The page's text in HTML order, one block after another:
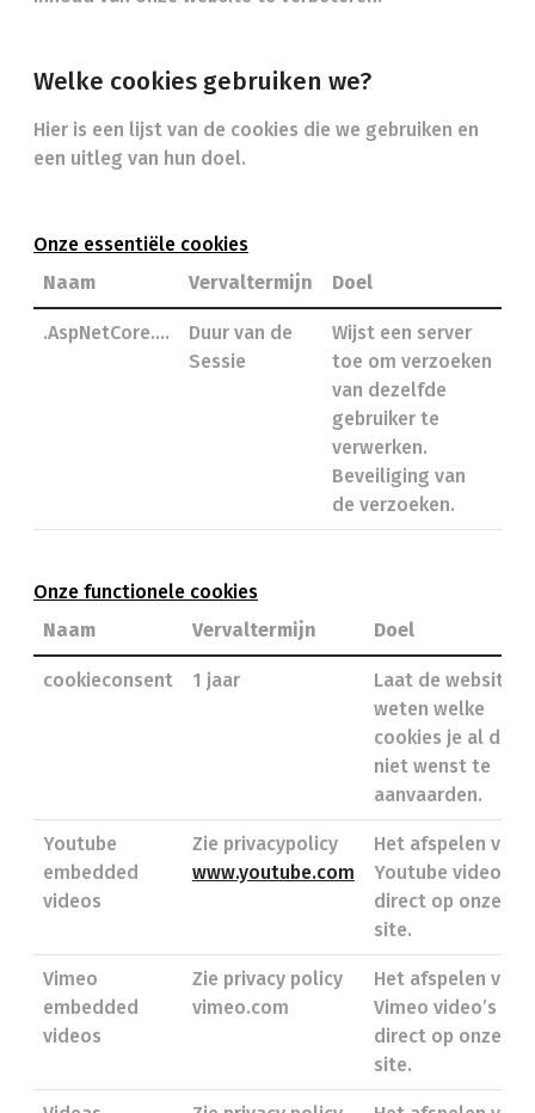
Welke cookies gebruiken we?
Hier is een lijst van de cookies die we gebruiken en
een uitleg van hun doel.
Onze essentiële cookies
Naam
Vervaltermijn Doel
.AspNetCore….
Duur van de
Sessie
Wijst een server
toe om verzoeken
van dezelfde
gebruiker te
verwerken.
Beveiliging van
de verzoeken.
Onze functionele cookies
Naam
Vervaltermijn Doel
cookieconsent 1 jaar
Laat de website
weten welke
cookies je al dan
niet wenst te
aanvaarden.
Youtube
embedded
videos
Zie privacypolicy
www.youtube.com
Het afspelen van
Youtube video’s
direct op onze
site.
Vimeo
embedded
videos
Zie privacy policy
vimeo.com
Het afspelen van
Vimeo video’s
direct op onze
site.